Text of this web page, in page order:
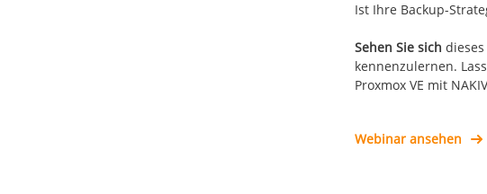
Ist Ihre Backup-
Sehen Sie sich
kennenzulernen.
Proxmox VE mit
Webinar ansehen